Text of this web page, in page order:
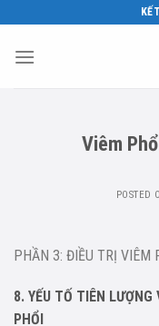
content
Viêm
POSTED
PHẦN 3: ĐIỀU TRỊ VIÊM
8. YẾU TỐ TIÊN
PHỔI